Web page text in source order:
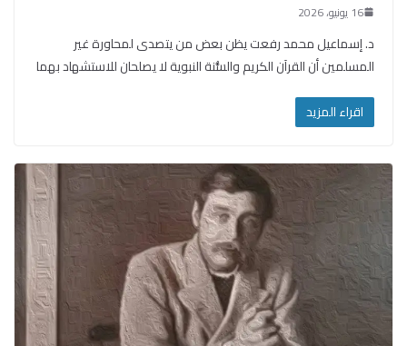
16 يونيو، 2026
د. إسماعيل محمد رفعت يظن بعض من يتصدى لمحاورة غير
المسلمين أن القرآن الكريم والسُّنة النبوية لا يصلحان للاستشهاد بهما
اقراء المزيد